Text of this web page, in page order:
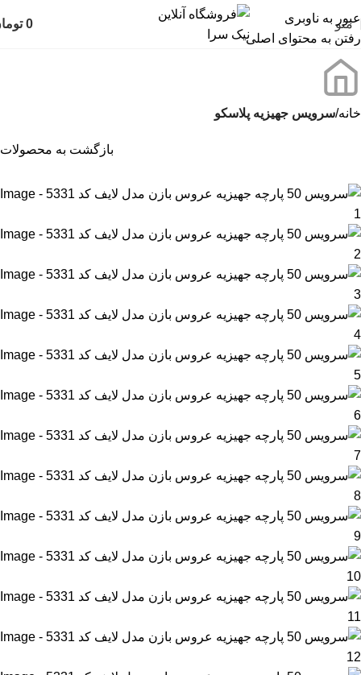
عبور به ناوبری
رفتن به محتوای اصلی
منو 0
خانه سرویس جهیزیه پلاسکو
بازگشت به محصولات